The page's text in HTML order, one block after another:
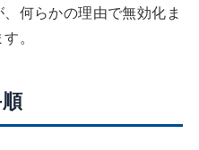
何らかの理由で無効化ま
。